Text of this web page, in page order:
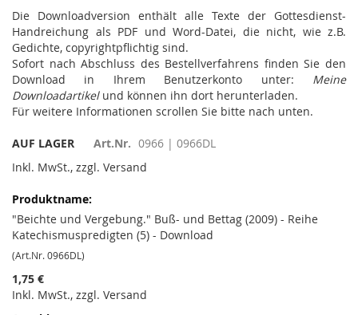
Die Downloadversion enthält alle Texte der Gottesdienst-
Handreichung als PDF und Word-Datei, die nicht, wie z.B.
Gedichte, copyrightpflichtig sind.
Sofort nach Abschluss des Bestellverfahrens finden Sie den
Download in Ihrem Benutzerkonto unter: Meine
Downloadartikel und können ihn dort herunterladen.
Für weitere Informationen scrollen Sie bitte nach unten.
AUF LAGER Art.Nr. 0966 | 0966DL
Inkl. MwSt., zzgl. Versand
Produkte
-
Artikel
"Beichte und Vergebung." Buß- und Bettag (2009) - Reihe
Katechismuspredigten (5) - Download
(Art.Nr. 0966DL)
1,75 €
Inkl. MwSt., zzgl. Versand